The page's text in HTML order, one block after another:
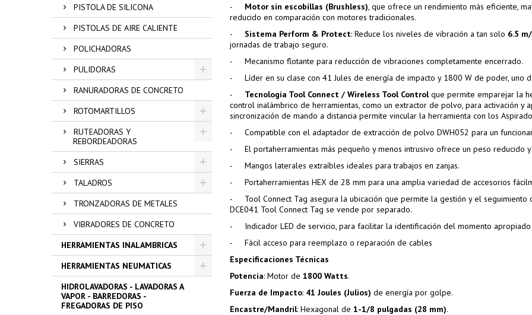
PISTOLA DE SILICONA
PISTOLAS DE AIRE CALIENTE
POLICHADORAS
PULIDORAS
RANURADORAS DE CONCRETO
ROTOMARTILLOS
RUTEADORAS Y
REBORDEADORAS
SIERRAS
TALADROS
TRONZADORAS DE METALES
VIBRADORES DE CONCRETO
HERRAMIENTAS INALAMBRICAS
HERRAMIENTAS NEUMATICAS
HIDROLAVADORAS - LAVADORAS A
VAPOR - BARREDORAS -
FREGADORAS DE PISO
-
Motor sin escobillas (Brushless), que ofrece un rendimiento más eficiente,
reducido en comparación con motores tradicionales.
-
Sistema Perform & Protect: Reduce los niveles de vibración a tan solo 6.5
jornadas de trabajo seguro.
-
Mecanismo flotante para reducción de vibraciones completamente encerrado.
-
Líder en su clase con 41 Jules de energía de impacto y 1800 W de poder,
-
Tecnología Tool Connect / Wireless Tool Controlque permite emparejar la
control inalámbrico de herramientas, como un extractor de polvo, para activación y
sincronización de mando a distancia permite vincular la herramienta con los
-
Compatible con el adaptador de extracción de polvo DWH052 para un
-
El portaherramientas más pequeño y menos intrusivo ofrece un peso reducido
-
Mangos laterales extraíbles ideales para trabajos en zanjas.
-
Portaherramientas HEX de 28 mm para una amplia variedad de accesorios
-
Tool Connect Tag asegura la ubicación que permite la gestión y el
DCE041 Tool Connect Tag se vende por separado.
-
Indicador LED de servicio, para facilitar la identificación del momento
-
Fácil acceso para reemplazo o reparación de cables
Especificaciones Técnicas
Potencia: Motor de 1800 Watts.
Fuerza de Impacto: 41 Joules (Julios) de energía por golpe.
Encastre/Mandril: Hexagonal de 1-1/8 pulgadas (28 mm).